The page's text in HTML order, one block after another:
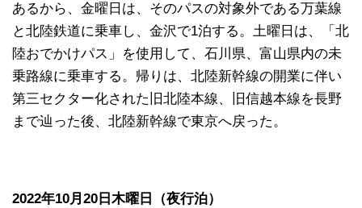
あるから、金曜日は、そのパスの対象外である万葉線
と北陸鉄道に乗車し、金沢で1泊する。土曜日は、「北
陸おでかけパス」を使用して、石川県、富山県内の未
乗路線に乗車する。帰りは、北陸新幹線の開業に伴い
第三セクター化された旧北陸本線、旧信越本線を長野
まで辿った後、北陸新幹線で東京へ戻った。
2022年10月20日木曜日（夜行泊）